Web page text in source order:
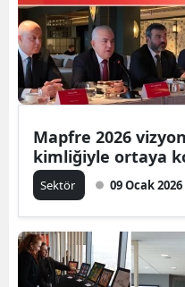
Mapfre 2026
kimliğiyle ortaya
Sektör 09 Ocak 2026